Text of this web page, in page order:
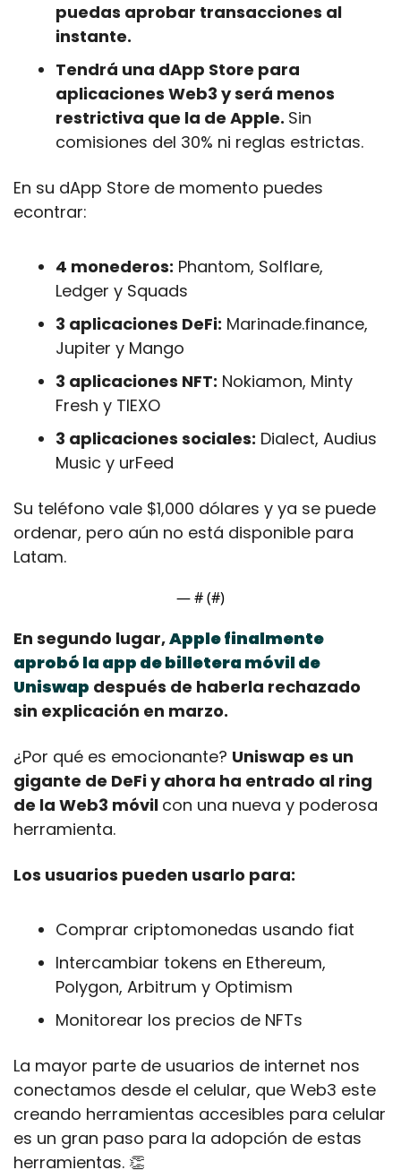
puedas aprobar transacciones al
instante.
Tendrá una dApp Store para
aplicaciones Web3 y será menos
restrictiva que la de Apple. Sin
comisiones del 30% ni reglas estrictas.
En su dApp Store de momento puedes
econtrar:
4 monederos: Phantom, Solflare,
Ledger y Squads
3 aplicaciones DeFi: Marinade.finance,
Jupiter y Mango
3 aplicaciones NFT: Nokiamon, Minty
Fresh y TIEXO
3 aplicaciones sociales: Dialect, Audius
Music y urFeed
Su teléfono vale $1,000 dólares y ya se puede
ordenar, pero aún no está disponible para
Latam.
— # (#)
En segundo lugar, Apple finalmente
aprobó la app de billetera móvil de
Uniswap después de haberla rechazado
sin explicación en marzo.
¿Por qué es emocionante? Uniswap es un
gigante de DeFi y ahora ha entrado al ring
de la Web3 móvil con una nueva y poderosa
herramienta.
Los usuarios pueden usarlo para:
Comprar criptomonedas usando fiat
Intercambiar tokens en Ethereum,
Polygon, Arbitrum y Optimism
Monitorear los precios de NFTs
La mayor parte de usuarios de internet nos
conectamos desde el celular, que Web3 este
creando herramientas accesibles para celular
es un gran paso para la adopción de estas
herramientas. 👏